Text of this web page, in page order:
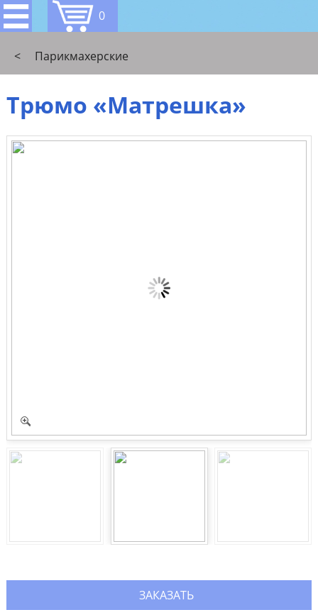
0
< Парикмахерские
Трюмо «Матрешка»
ЗАКАЗАТЬ